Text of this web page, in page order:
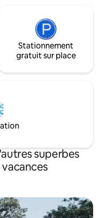
Stationnement
gratuit sur place
superbes